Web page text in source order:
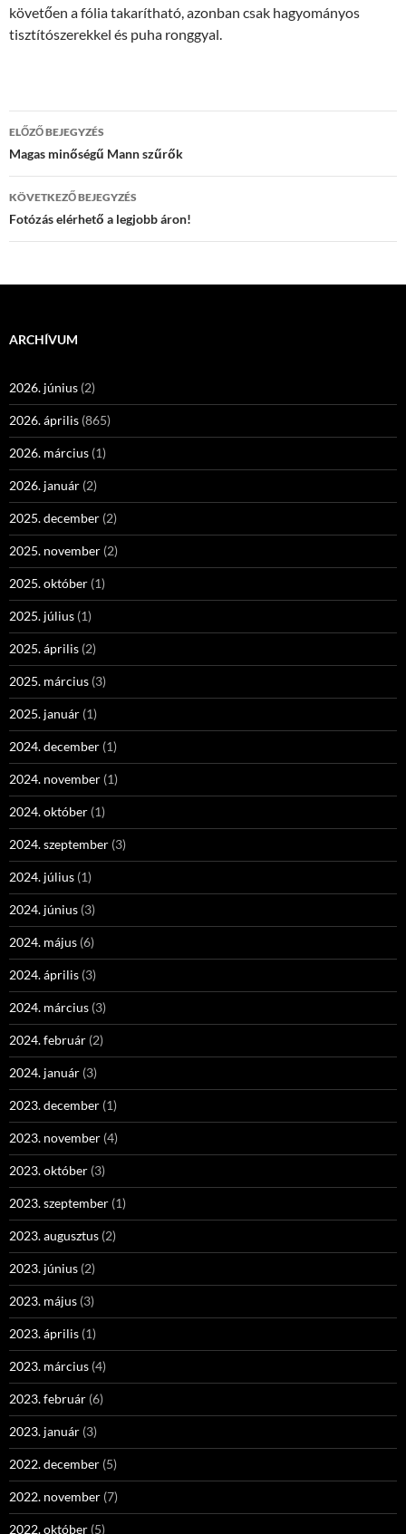
követően a fólia takarítható, azonban csak hagyományos
tisztítószerekkel és puha ronggyal.
Bejegyzés
navigáció
ELŐZŐ BEJEGYZÉS
Magas minőségű Mann szűrők
KÖVETKEZŐ BEJEGYZÉS
Fotózás elérhető a legjobb áron!
ARCHÍVUM
2026. június (2)
2026. április (865)
2026. március (1)
2026. január (2)
2025. december (2)
2025. november (2)
2025. október (1)
2025. július (1)
2025. április (2)
2025. március (3)
2025. január (1)
2024. december (1)
2024. november (1)
2024. október (1)
2024. szeptember (3)
2024. július (1)
2024. június (3)
2024. május (6)
2024. április (3)
2024. március (3)
2024. február (2)
2024. január (3)
2023. december (1)
2023. november (4)
2023. október (3)
2023. szeptember (1)
2023. augusztus (2)
2023. június (2)
2023. május (3)
2023. április (1)
2023. március (4)
2023. február (6)
2023. január (3)
2022. december (5)
2022. november (7)
2022. október (5)